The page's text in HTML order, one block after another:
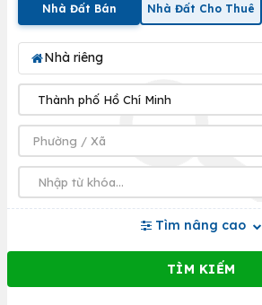
Nhà Đất Bán Nhà Đất Cho Thuê
Nhà riêng
Tìm nâng cao